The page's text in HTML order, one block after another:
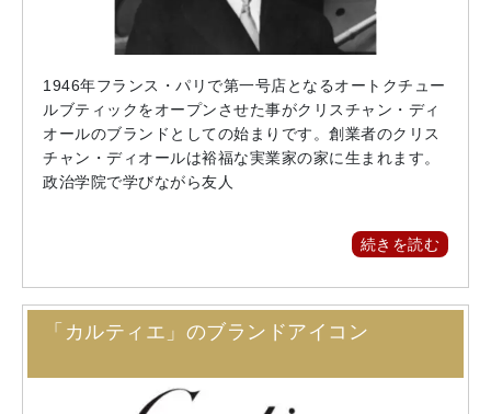
1946年フランス・パリで第一号店となるオートクチュー
ルブティックをオープンさせた事がクリスチャン・ディ
オールのブランドとしての始まりです。創業者のクリス
チャン・ディオールは裕福な実業家の家に生まれます。
政治学院で学びながら友人
続きを読む
「カルティエ」のブランドアイコン